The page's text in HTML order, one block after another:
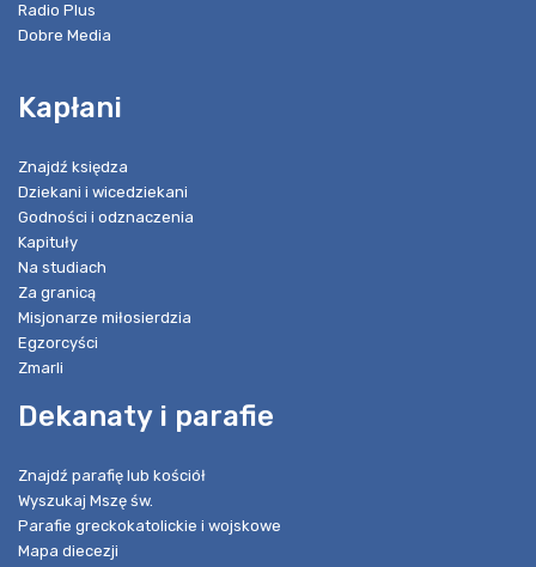
Radio Plus
Dobre Media
Kapłani
Znajdź księdza
Dziekani i wicedziekani
Godności i odznaczenia
Kapituły
Na studiach
Za granicą
Misjonarze miłosierdzia
Egzorcyści
Zmarli
Dekanaty i parafie
Znajdź parafię lub kościół
Wyszukaj Mszę św.
Parafie greckokatolickie i wojskowe
Mapa diecezji